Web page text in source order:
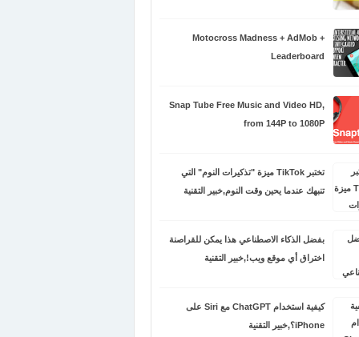
Motocross Madness + AdMob +
Leaderboard
Snap Tube Free Music and Video HD,
from 144P to 1080P
تختبر TikTok ميزة "تذكيرات النوم" التي
تنبهك عندما يحين وقت النوم,خبير التقنية
بفضل الذكاء الاصطناعي هذا يمكن للقراصنة
اختراق أي موقع ويب!,خبير التقنية
كيفية استخدام ChatGPT مع Siri على
iPhone؟,خبير التقنية